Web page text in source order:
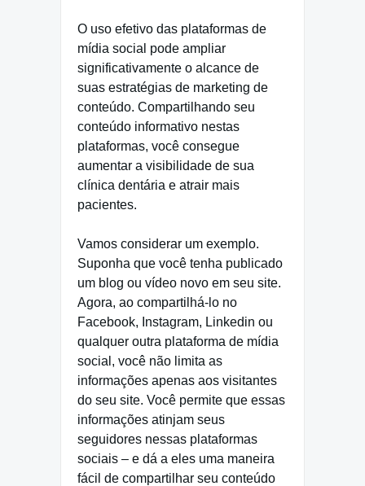
O uso efetivo das plataformas de
mídia social pode ampliar
significativamente o alcance de
suas estratégias de marketing de
conteúdo. Compartilhando seu
conteúdo informativo nestas
plataformas, você consegue
aumentar a visibilidade de sua
clínica dentária e atrair mais
pacientes.
Vamos considerar um exemplo.
Suponha que você tenha publicado
um blog ou vídeo novo em seu site.
Agora, ao compartilhá-lo no
Facebook, Instagram, Linkedin ou
qualquer outra plataforma de mídia
social, você não limita as
informações apenas aos visitantes
do seu site. Você permite que essas
informações atinjam seus
seguidores nessas plataformas
sociais – e dá a eles uma maneira
fácil de compartilhar seu conteúdo